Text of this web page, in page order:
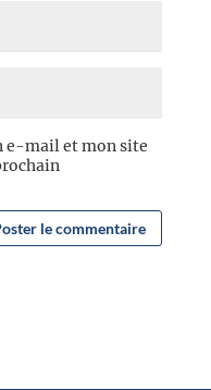
e-mail et mon site